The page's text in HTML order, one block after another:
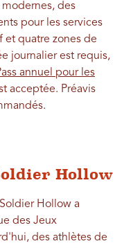
des
pour les services
et quatre zones de
journalier est requis,
annuel pour les
acceptée. Préavis
Hollow
Soldier Hollow a
des Jeux
des athlètes de